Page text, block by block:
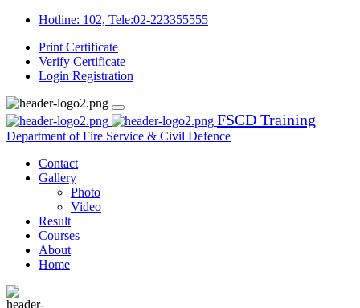
Hotline: 102, Tele:02-223355555
Print Certificate
Verify Certificate
Login Registration
FSCD Training
Department of Fire Service & Civil Defence
Contact
Gallery
Photo
Video
Result
Courses
About
Home